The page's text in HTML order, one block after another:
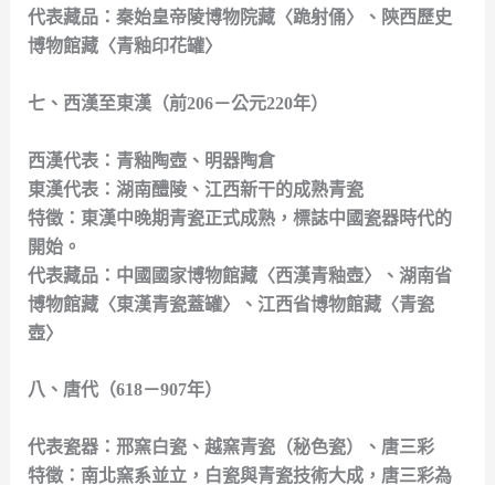
代表藏品：秦始皇帝陵博物院藏〈跪射俑〉、陝西歷史
博物館藏〈青釉印花罐〉
七、西漢至東漢（前206－公元220年）
西漢代表：青釉陶壺、明器陶倉
東漢代表：湖南醴陵、江西新干的成熟青瓷
特徵：東漢中晚期青瓷正式成熟，標誌中國瓷器時代的
開始。
代表藏品：中國國家博物館藏〈西漢青釉壺〉、湖南省
博物館藏〈東漢青瓷蓋罐〉、江西省博物館藏〈青瓷
壺〉
八、唐代（618－907年）
代表瓷器：邢窯白瓷、越窯青瓷（秘色瓷）、唐三彩
特徵：南北窯系並立，白瓷與青瓷技術大成，唐三彩為